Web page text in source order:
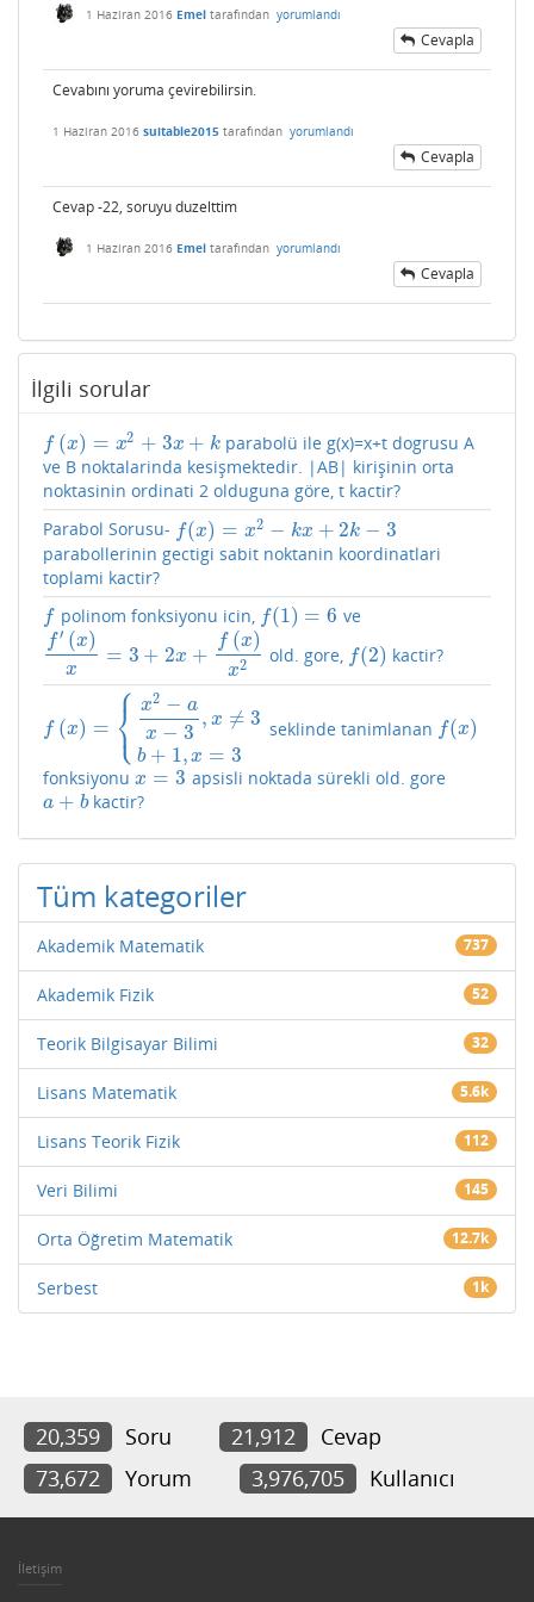
1 Haziran 2016 Emel tarafından yorumlandı
Cevapla
Cevabını yoruma çevirebilirsin.
1 Haziran 2016 suitable2015 tarafından yorumlandı
Cevapla
Cevap -22, soruyu duzelttim
1 Haziran 2016 Emel tarafından yorumlandı
Cevapla
İlgili sorular
f (x) = x2 + 3x + k
f(x)=x +3 x+k
parabolü ile g(x)=x+t dogrusu A
ve B noktalarinda kesişmektedir. |AB| kirişinin orta
noktasinin ordinati 2 olduguna göre, t kactir?
Parabol Sorusu- f(x) = x2 − kx + 2k − 3
f(x)=x 2−k x+2k− 3
parabollerinin gectigi sabit noktanin koordinatlari
toplami kactir?
f
f polinom fonksiyonu icin, f(1) = 6
f(1)=6 ve
f′ (x)
x
= 3 + 2x +
f (x)
x2
f′(x)x=3 2x +f (x) x2 old. gore, f(2)
f(2) kactir?
f (x) = ⎧
⎩
⎨ x2 − a
x − 3
, x ≠ 3
b + 1, x = 3
f(x)={x 2− x ,x ≠3 b+ 1 x= 3 seklinde tanimlanan f(x)
f(x)
fonksiyonu x = 3
x= 3 apsisli noktada sürekli old. gore
a + b
a+b kactir?
Tüm kategoriler
Akademik Matematik 737
Akademik Fizik 52
Teorik Bilgisayar Bilimi 32
Lisans Matematik 5.6k
Lisans Teorik Fizik 112
Veri Bilimi 145
Orta Öğretim Matematik 12.7k
Serbest 1k
20,359 Soru 21,912
Cevap
73,672
Yorum 3,976,705 Kullanıcı
İletişim